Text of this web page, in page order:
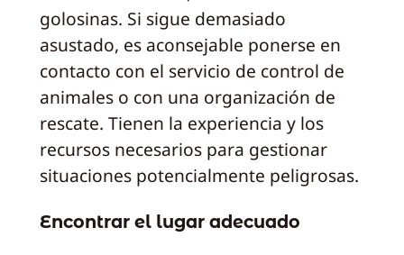
golosinas. Si sigue demasiado
asustado, es aconsejable ponerse en
contacto con el servicio de control de
animales o con una organización de
rescate. Tienen la experiencia y los
recursos necesarios para gestionar
situaciones potencialmente peligrosas.
Encontrar el lugar adecuado